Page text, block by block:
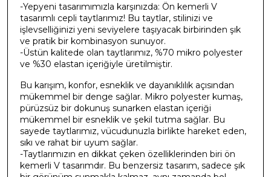
-Yepyeni tasarımımızla karşınızda: Ön kemerli V
tasarımlı cepli taytlarımız! Bu taytlar, stilinizi ve
işlevselliğinizi yeni seviyelere taşıyacak birbirinden şık
ve pratik bir kombinasyon sunuyor.
-Üstün kalitede olan taytlarımız, %70 mikro polyester
ve %30 elastan içeriğiyle üretilmiştir.
Bu karışım, konfor, esneklik ve dayanıklılık açısından
mükemmel bir denge sağlar. Mikro polyester kumaş,
pürüzsüz bir dokunuş sunarken elastan içeriği
mükemmel bir esneklik ve şekil tutma sağlar. Bu
sayede taytlarımız, vücudunuzla birlikte hareket eden,
sıkı ve rahat bir uyum sağlar.
-Taytlarımızın en dikkat çeken özelliklerinden biri ön
kemerli V tasarımdır. Bu benzersiz tasarım, sadece şık